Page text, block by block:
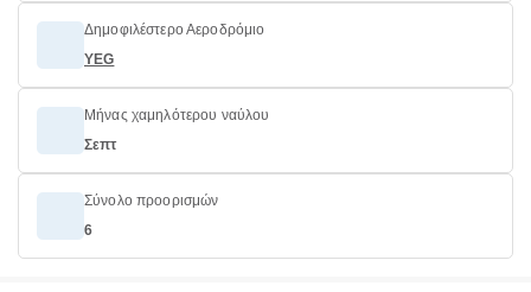
Δημοφιλέστερο Αεροδρόμιο
YEG
Μήνας χαμηλότερου ναύλου
Σεπτ
Σύνολο προορισμών
6